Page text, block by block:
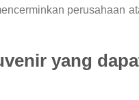
perusahaan
yang